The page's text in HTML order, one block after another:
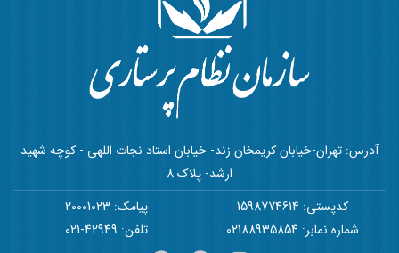
آدرس: تهران-خیابان کریمخان زند- خیابان استاد نجات اللهی - کوچه شهید
ارشد- پلاک 8
کدپستی: 1598774614
پیامک: 20001023
شماره نمابر: 02188935854
تلفن: 42949-021